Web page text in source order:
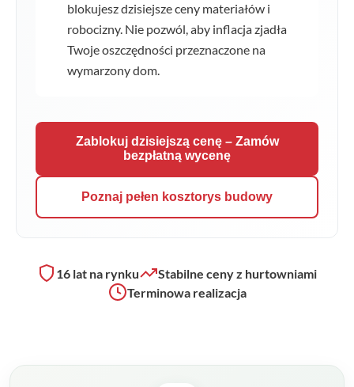
blokujesz dzisiejsze ceny materiałów i
robocizny. Nie pozwól, aby inflacja zjadła
Twoje oszczędności przeznaczone na
wymarzony dom.
Zablokuj dzisiejszą cenę – Zamów
bezpłatną wycenę
Poznaj pełen kosztorys budowy
16 lat na rynku
Stabilne ceny z hurtowniami
Terminowa realizacja